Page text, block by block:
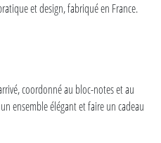
et design, fabriqué en France.
coordonné au bloc-notes et au
ensemble élégant et faire un cadeau